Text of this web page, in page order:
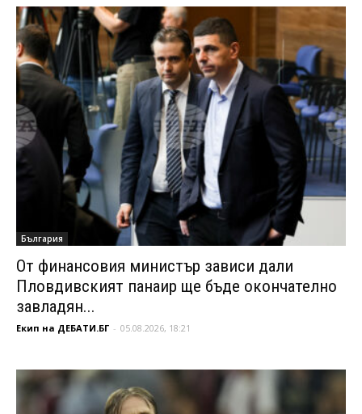
България
От финансовия министър зависи дали
Пловдивският панаир ще бъде окончателно
завладян...
Екип на ДЕБАТИ.БГ - 05.08.2026, 18:21